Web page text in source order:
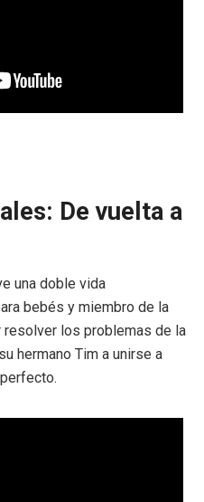
De vuelta a
una doble vida
bebés y miembro de la
resolver los problemas de la
hermano Tim a unirse a